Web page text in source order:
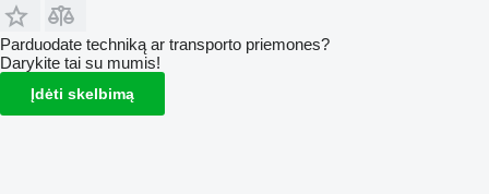
Parduodate techniką ar transporto priemones?
Darykite tai su mumis!
Įdėti skelbimą